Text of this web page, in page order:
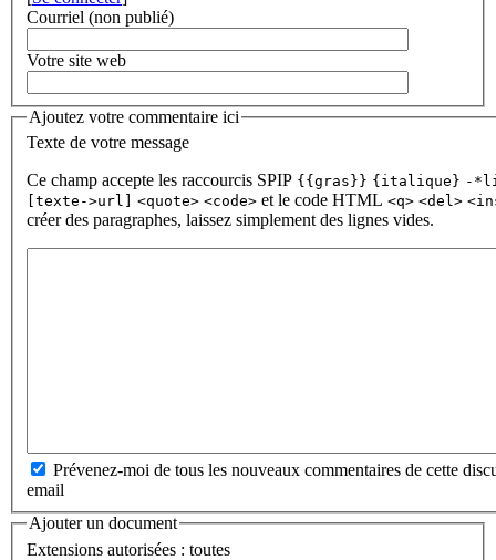
Courriel (non publié)
Votre site web
Ajoutez votre commentaire ici
Texte de votre message
Ce champ accepte les raccourcis SPIP {{gras}} {italique} -
[texte->url]
<quote> <code> et le code HTML <q> <del>
créer des paragraphes, laissez simplement des lignes vides.
Prévenez-moi de tous les nouveaux commentaires de cette
email
Ajouter un document
Extensions autorisées : toutes